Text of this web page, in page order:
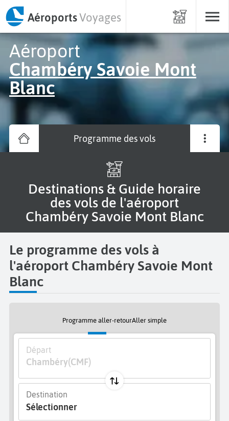
AéroportsVoyages
Aéroport
Chambéry Savoie Mont
Blanc
Programme des vols
Destinations & Guide horaire
des vols de l'aéroport
Chambéry Savoie Mont Blanc
Le programme des vols à
l'aéroport Chambéry Savoie Mont
Blanc
Programme aller-retourAller simple
Départ
Chambéry(CMF)
Destination
Sélectionner